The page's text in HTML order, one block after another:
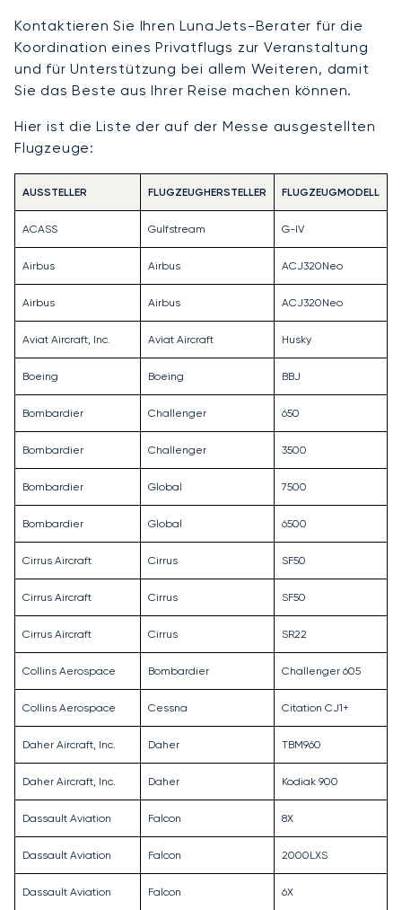
Kontaktieren Sie Ihren LunaJets-Berater für die
Koordination eines Privatflugs zur Veranstaltung
und für Unterstützung bei allem Weiteren, damit
Sie das Beste aus Ihrer Reise machen können.
Hier ist die Liste der auf der Messe ausgestellten
Flugzeuge:
AUSSTELLER FLUGZEUGHERSTELLER FLUGZEUGMODELL
ACASS Gulfstream G-IV
Airbus Airbus ACJ320Neo
Airbus Airbus ACJ320Neo
Aviat Aircraft, Inc. Aviat Aircraft Husky
Boeing Boeing BBJ
Bombardier Challenger 650
Bombardier Challenger 3500
Bombardier Global 7500
Bombardier Global 6500
Cirrus Aircraft Cirrus SF50
Cirrus Aircraft Cirrus SF50
Cirrus Aircraft Cirrus SR22
Collins Aerospace Bombardier Challenger 605
Collins Aerospace Cessna Citation CJ1+
Daher Aircraft, Inc. Daher TBM960
Daher Aircraft, Inc. Daher Kodiak 900
Dassault Aviation Falcon 8X
Dassault Aviation Falcon 2000LXS
Dassault Aviation Falcon 6X